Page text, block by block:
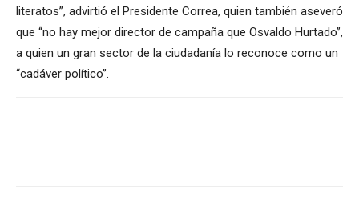
literatos”, advirtió el Presidente Correa, quien también aseveró
que “no hay mejor director de campaña que Osvaldo Hurtado”,
a quien un gran sector de la ciudadanía lo reconoce como un
“cadáver político”.